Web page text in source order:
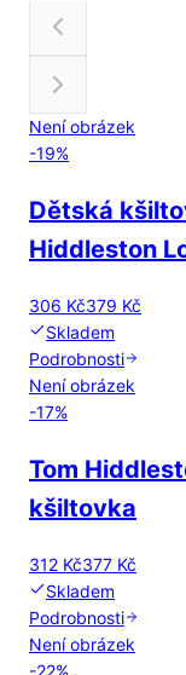
Není obrázek
-19%
Dětská
Hiddleston
306 Kč379 Kč
Skladem
Podrobnosti
Není obrázek
-17%
Tom
kšiltovka
312 Kč377 Kč
Skladem
Podrobnosti
Není obrázek
-22%